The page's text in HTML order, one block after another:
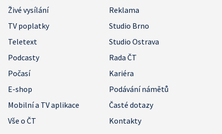
Živé vysílání
Reklama
TV poplatky
Studio Brno
Teletext
Studio Ostrava
Podcasty
Rada ČT
Počasí
Kariéra
E-shop
Podávání námětů
Mobilní a TV aplikace
Časté dotazy
Vše o ČT
Kontakty